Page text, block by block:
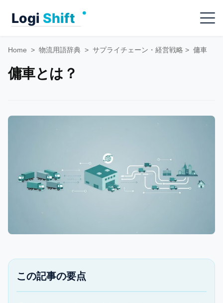
Menu
Home > 物流用語辞典 > サプライチェーン・経営戦略 > 傭車
傭車とは？
この記事の要点